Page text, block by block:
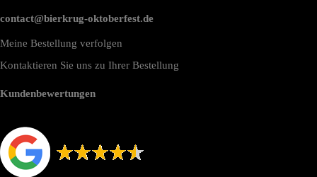
contact@bierkrug-oktoberfest.de
Meine Bestellung verfolgen
Kontaktieren Sie uns zu Ihrer Bestellung
Kundenbewertungen